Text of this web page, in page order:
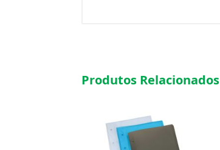
Produtos Relacionados